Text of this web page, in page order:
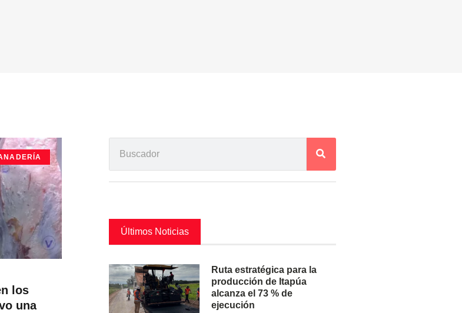
los
una
Últimos Noticias
Ruta estratégica para la
producción de Itapúa
alcanza el 73 % de
ejecución